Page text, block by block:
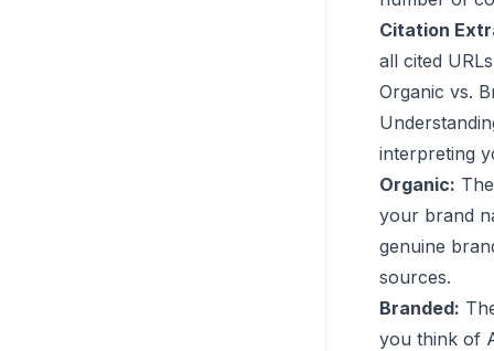
Citation
all cited
Organic vs.
interpreting
Organic:
your brand
genuine
sources.
Branded:
you think of